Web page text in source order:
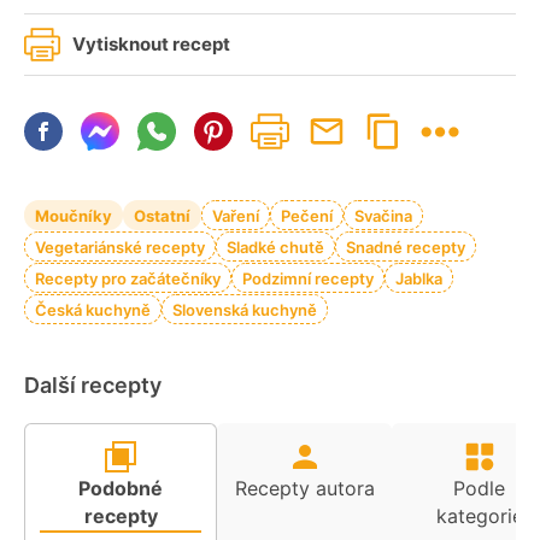
Vytisknout recept
Moučníky Ostatní Vaření Pečení
Svačina
Vegetariánské recepty
Sladké chutě
Snadné recepty
Recepty pro začátečníky
Podzimní recepty
Jablka
Česká kuchyně
Slovenská kuchyně
Další recepty
Podobné
recepty
Recepty autora
Podle
kategorie